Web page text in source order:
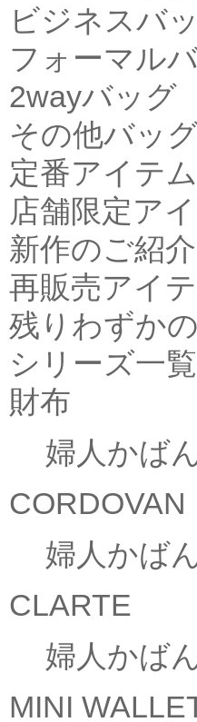
ビジネスバ
フォーマル
2wayバッグ
その他バッ
定番アイテム
店舗限定ア
新作のご紹介
再販売アイ
残りわずか
シリーズ一覧
財布
婦人かば
CORDOVAN
婦人かば
CLARTE
婦人かば
MINI